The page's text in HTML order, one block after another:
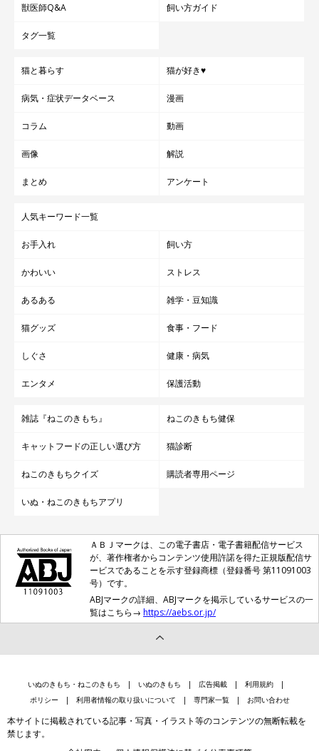
獣医師Q&A 飼い方ガイド
タグ一覧
猫と暮らす 猫が好き♥
病気・症状データベース 漫画
コラム 動画
画像 解説
まとめ アンケート
人気キーワード一覧
お手入れ 飼い方
かわいい ストレス
あるある 雑学・豆知識
猫グッズ 食事・フード
しぐさ 健康・病気
エンタメ 保護活動
雑誌『ねこのきもち』 ねこのきもち健保
キャットフードの正しい選び方 猫診断
ねこのきもちクイズ 購読者専用ページ
いぬ・ねこのきもちアプリ
ＡＢＪマークは、この電子書店・電子書籍配信サービス
が、著作権者からコンテンツ使用許諾を得た正規版配信サ
ービスであることを示す登録商標（登録番号 第11091003
号）です。
ABJマークの詳細、ABJマークを掲示しているサービスの一
覧はこちら→ https://aebs.or.jp/
いぬのきもち・ねこのきもち いぬのきもち 広告掲載
利用規約
ポリシー
利用者情報の取り扱いについて 専門家一覧 お問い合わせ
本サイトに掲載されている記事・写真・イラスト等のコンテンツの無断転載を
禁じます。